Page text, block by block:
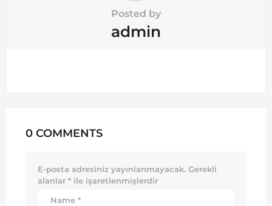
Posted by
admin
0 COMMENTS
E-posta adresiniz yayınlanmayacak. Gerekli
alanlar * ile işaretlenmişlerdir